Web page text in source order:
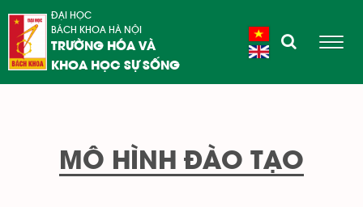
ĐẠI HỌC
BÁCH KHOA HÀ NỘI
TRƯỜNG HÓA VÀ
KHOA HỌC SỰ SỐNG
MÔ HÌNH ĐÀO TẠO